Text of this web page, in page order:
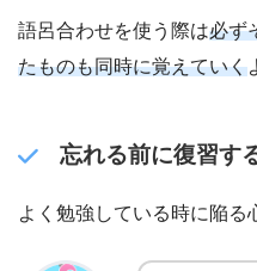
語呂合わせを使う際は必ず
たものも同時に覚えていく
忘れる前に復習す
よく勉強している時に陥る